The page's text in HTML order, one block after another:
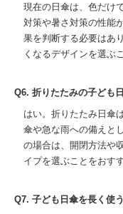
現在の日傘は、色だけ
対策や暑さ対策の性能
果を判断する必要はあ
くなるデザインを選ぶ
Q6. 折りたたみの子ども
はい。折りたたみ日傘
傘や急な雨への備えと
の場合は、開閉方法や
イプを選ぶことをおす
Q7. 子ども日傘を長く使